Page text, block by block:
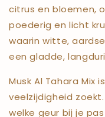
citrus en bloemen,
poederig en licht
waarin witte,
een gladde,
Musk Al Tahara Mix
veelzijdigheid
welke geur bij je